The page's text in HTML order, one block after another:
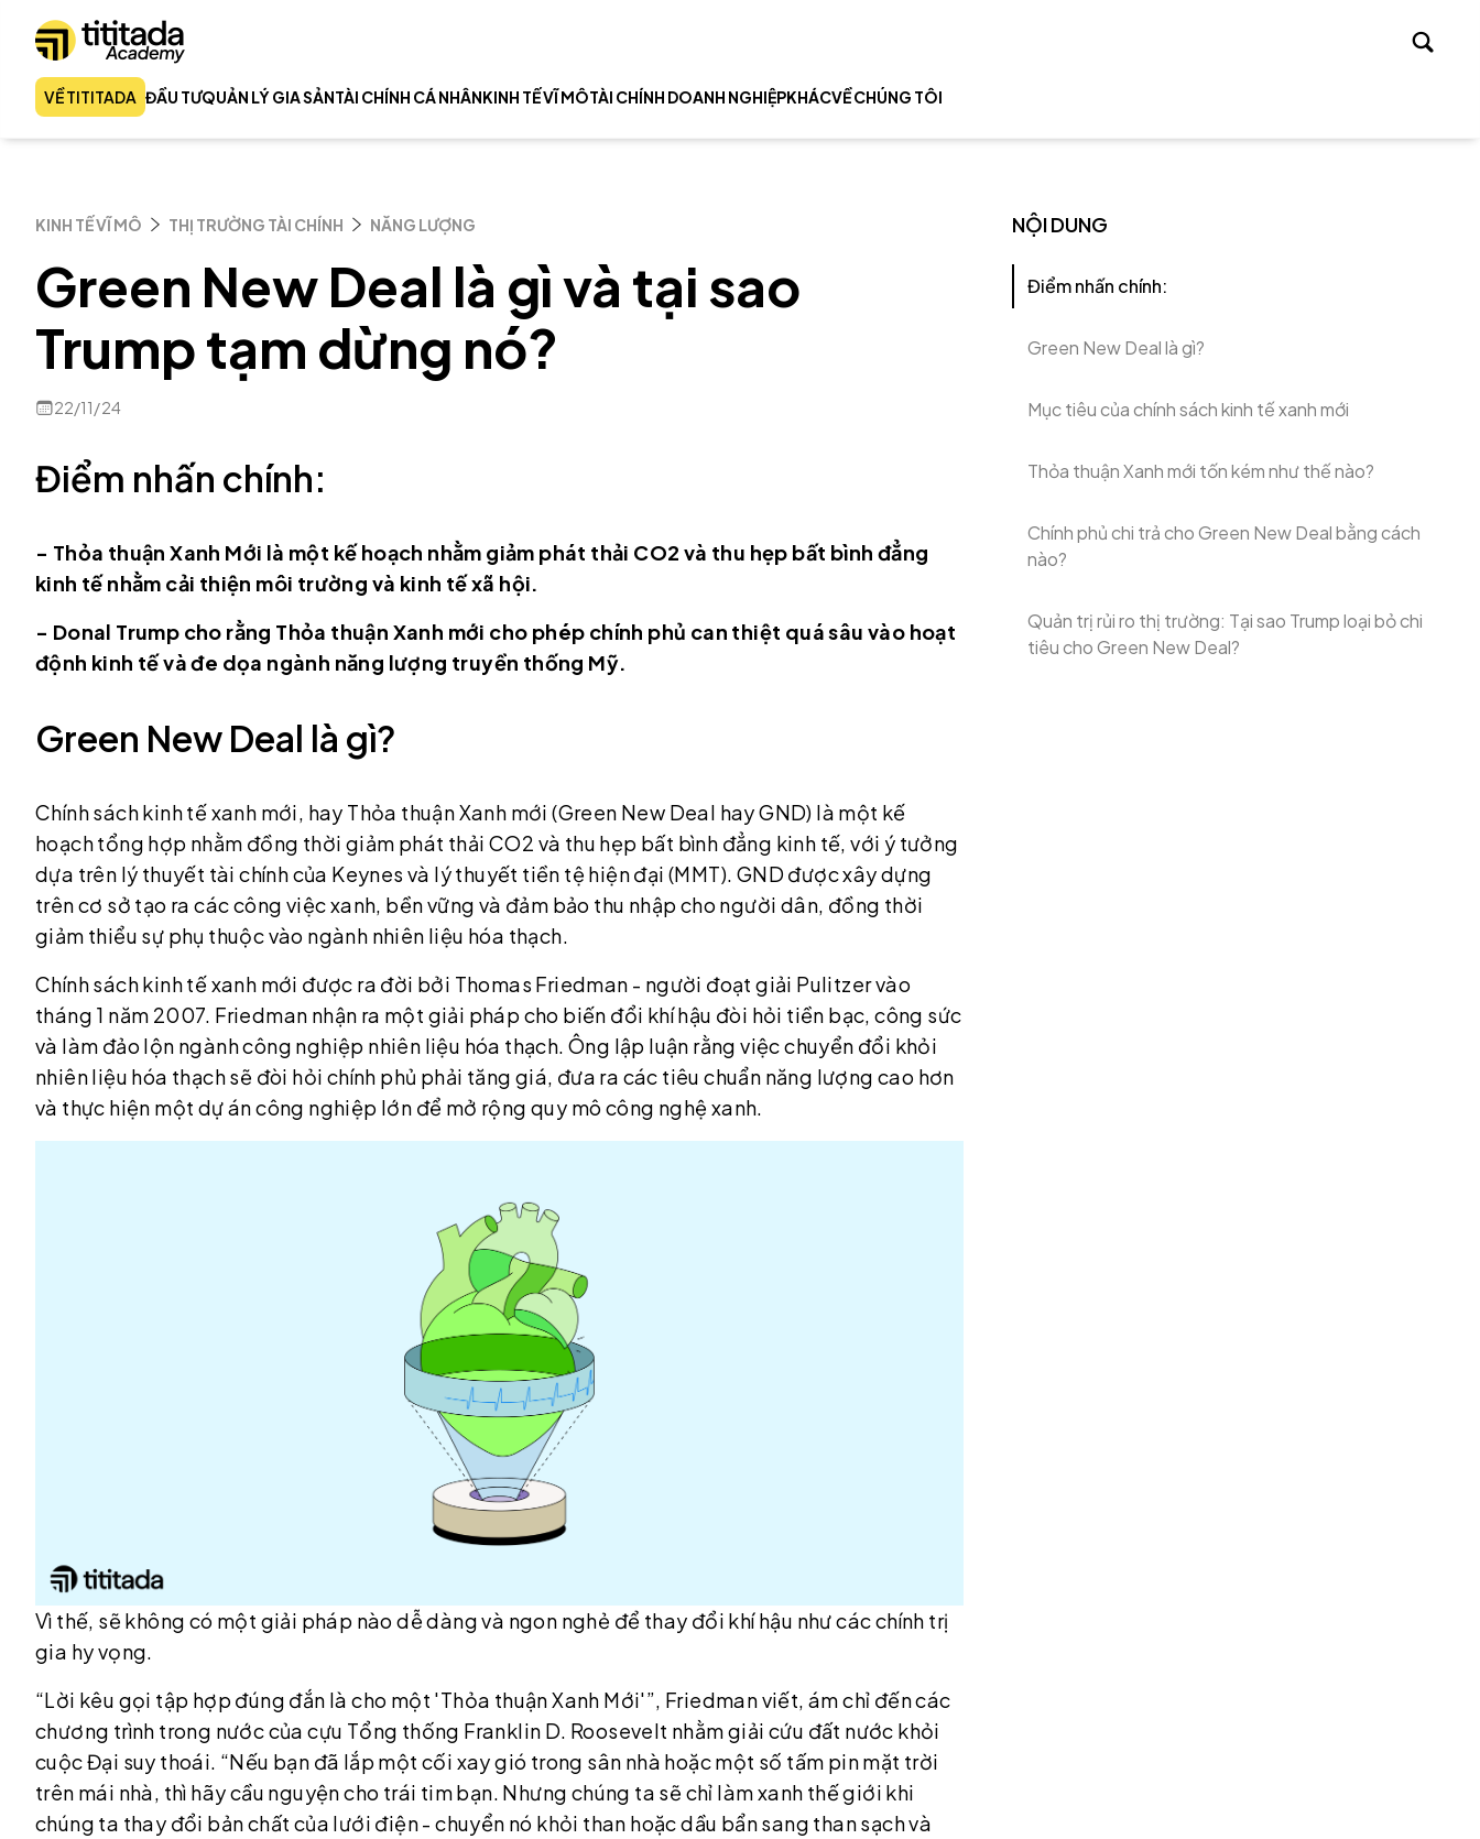
kiếm
VỀ TITITADA ĐẦU TƯQUẢN LÝ GIA SẢNTÀI CHÍNH CÁ NHÂNKINH TẾ VĨ MÔTÀI CHÍNH DOANH NGHIỆPKHÁCVỀ CHÚNG TÔI
KINH TẾ VĨ MÔ THỊ TRƯỜNG TÀI CHÍNH NĂNG LƯỢNG
Green New Deal là gì và tại sao
Trump tạm dừng nó?
22/11/24
NỘI DUNG
Điểm nhấn chính:
Green New Deal là gì?
Mục tiêu của chính sách kinh tế xanh mới
Thỏa thuận Xanh mới tốn kém như thế nào?
Chính phủ chi trả cho Green New Deal bằng cách
nào?
Quản trị rủi ro thị trường: Tại sao Trump loại bỏ chi
tiêu cho Green New Deal?
Điểm nhấn chính:
- Thỏa thuận Xanh Mới là một kế hoạch nhằm giảm phát thải CO2 và thu hẹp bất bình đẳng
kinh tế nhằm cải thiện môi trường và kinh tế xã hội.
- Donal Trump cho rằng Thỏa thuận Xanh mới cho phép chính phủ can thiệt quá sâu vào hoạt
độnh kinh tế và đe dọa ngành năng lượng truyền thống Mỹ.
Green New Deal là gì?
Chính sách kinh tế xanh mới, hay Thỏa thuận Xanh mới (Green New Deal hay GND) là một kế
hoạch tổng hợp nhằm đồng thời giảm phát thải CO2 và thu hẹp bất bình đẳng kinh tế, với ý tưởng
dựa trên lý thuyết tài chính của Keynes và lý thuyết tiền tệ hiện đại (MMT). GND được xây dựng
trên cơ sở tạo ra các công việc xanh, bền vững và đảm bảo thu nhập cho người dân, đồng thời
giảm thiểu sự phụ thuộc vào ngành nhiên liệu hóa thạch.
Chính sách kinh tế xanh mới được ra đời bởi Thomas Friedman - người đoạt giải Pulitzer vào
tháng 1 năm 2007. Friedman nhận ra một giải pháp cho biến đổi khí hậu đòi hỏi tiền bạc, công sức
và làm đảo lộn ngành công nghiệp nhiên liệu hóa thạch. Ông lập luận rằng việc chuyển đổi khỏi
nhiên liệu hóa thạch sẽ đòi hỏi chính phủ phải tăng giá, đưa ra các tiêu chuẩn năng lượng cao hơn
và thực hiện một dự án công nghiệp lớn để mở rộng quy mô công nghệ xanh.
Vì thế, sẽ không có một giải pháp nào dễ dàng và ngon nghẻ để thay đổi khí hậu như các chính trị
gia hy vọng.
“Lời kêu gọi tập hợp đúng đắn là cho một 'Thỏa thuận Xanh Mới'”, Friedman viết, ám chỉ đến các
chương trình trong nước của cựu Tổng thống Franklin D. Roosevelt nhằm giải cứu đất nước khỏi
cuộc Đại suy thoái. “Nếu bạn đã lắp một cối xay gió trong sân nhà hoặc một số tấm pin mặt trời
trên mái nhà, thì hãy cầu nguyện cho trái tim bạn. Nhưng chúng ta sẽ chỉ làm xanh thế giới khi
chúng ta thay đổi bản chất của lưới điện - chuyển nó khỏi than hoặc dầu bẩn sang than sạch và